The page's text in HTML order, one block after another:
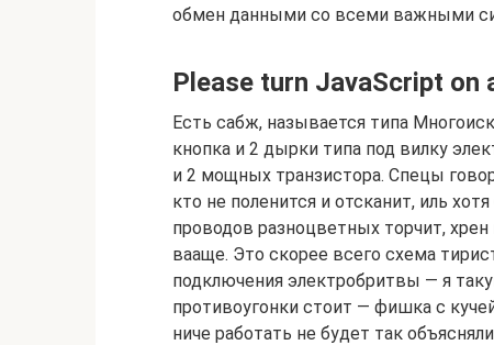
обмен данными со всеми важными
Please turn JavaScript on
Есть сабж, называется типа
кнопка и 2 дырки типа под вилку
и 2 мощных транзистора. Спецы
кто не поленится и отсканит, иль
проводов разноцветных торчит,
вааще. Это скорее всего схема
подключения электробритвы — я
противоугонки стоит — фишка с
ниче работать не будет так